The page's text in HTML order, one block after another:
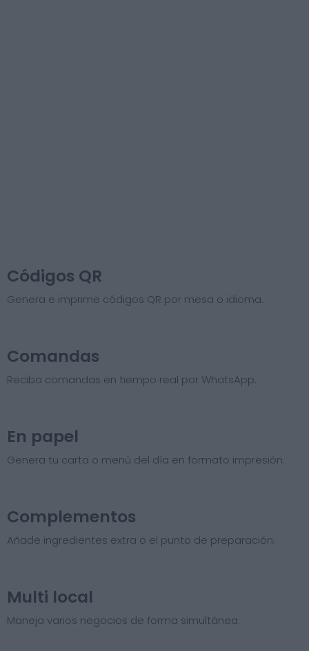
Códigos QR
Genera e imprime códigos QR por mesa o idioma.
Comandas
Reciba comandas en tiempo real por WhatsApp.
En papel
Genera tu carta o menú del día en formato impresión.
Complementos
Añade ingredientes extra o el punto de preparación.
Multi local
Maneja varios negocios de forma simultánea.